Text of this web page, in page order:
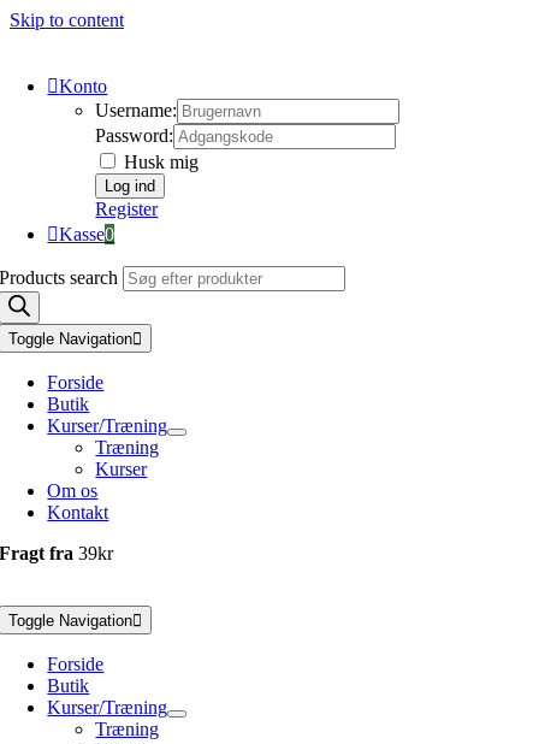
Skip to content
Konto
Username:
Password:
Husk mig
Register
Kasse0
Products search
Toggle Navigation
Forside
Butik
Kurser/Træning
Træning
Kurser
Om os
Kontakt
Fragt fra39kr
Toggle Navigation
Forside
Butik
Kurser/Træning
Træning